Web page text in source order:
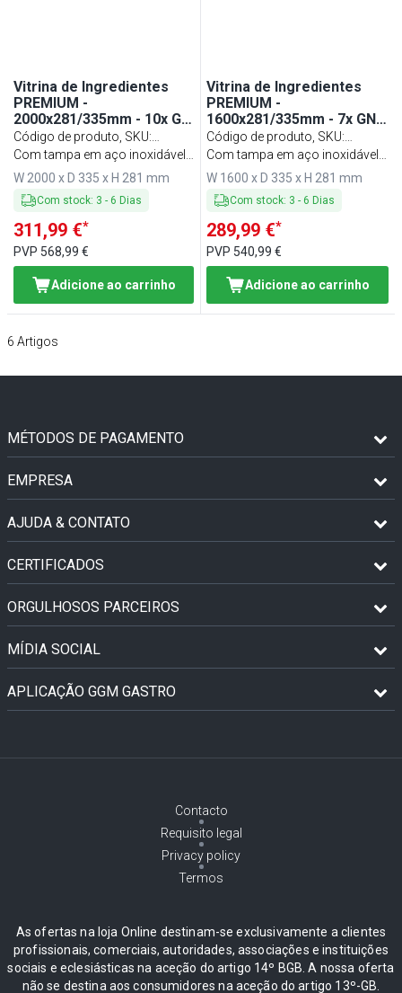
Vitrina de Ingredientes
PREMIUM -
2000x281/335mm - 10x GN
1/4
Código de produto, SKU:
AGG203END
Com tampa em aço inoxidável
articulada
W 2000 x D 335 x H 281 mm
Com stock: 3 - 6 Dias
311,99 €*
PVP 568,99 €
Adicione ao carrinho
Vitrina de Ingredientes
PREMIUM -
1600x281/335mm - 7x GN
1/4
Código de produto, SKU:
AGG163END
Com tampa em aço inoxidável
articulada
W 1600 x D 335 x H 281 mm
Com stock: 3 - 6 Dias
289,99 €*
PVP 540,99 €
Adicione ao carrinho
6 Artigos
MÉTODOS DE PAGAMENTO
EMPRESA
AJUDA & CONTATO
CERTIFICADOS
ORGULHOSOS PARCEIROS
MÍDIA SOCIAL
APLICAÇÃO GGM GASTRO
Contacto
Requisito legal
Privacy policy
Termos
As ofertas na loja Online destinam-se exclusivamente a clientes
profissionais, comerciais, autoridades, associações e instituições
sociais e eclesiásticas na aceção do artigo 14º BGB. A nossa oferta
não se destina aos consumidores na aceção do artigo 13º-GB.